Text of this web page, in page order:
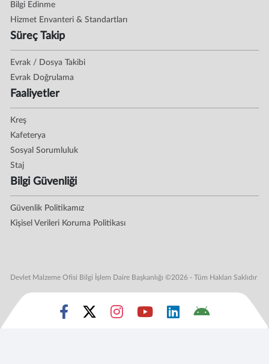
Bilgi Edinme
Hizmet Envanteri & Standartları
Süreç Takip
Evrak / Dosya Takibi
Evrak Doğrulama
Faaliyetler
Kreş
Kafeterya
Sosyal Sorumluluk
Staj
Bilgi Güvenliği
Güvenlik Politikamız
Kişisel Verileri Koruma Politikası
Devlet Malzeme Ofisi Bilgi İşlem Daire Başkanlığı ©2026 - Tüm Hakları Saklıdır